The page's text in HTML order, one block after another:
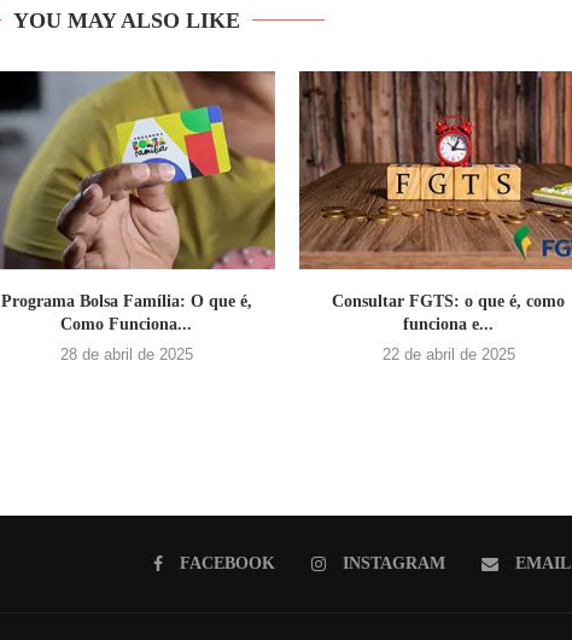
YOU MAY ALSO LIKE
Programa Bolsa Família: O que é,
Como Funciona...
28 de abril de 2025
Consultar FGTS: o que é, como
funciona e...
22 de abril de 2025
FACEBOOK INSTAGRAM EMAIL